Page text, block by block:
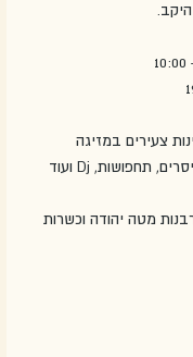
צעירים במזיגה
חופשית עדלאידע, צייסרים, תחפושות, Dj ועוד
מטה יהודה וכשרות